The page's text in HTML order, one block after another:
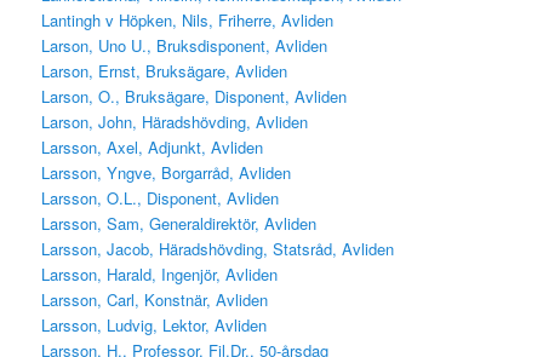
Lantingh v Höpken, Nils, Friherre, Avliden
Larson, Uno U., Bruksdisponent, Avliden
Larson, Ernst, Bruksägare, Avliden
Larson, O., Bruksägare, Disponent, Avliden
Larson, John, Häradshövding, Avliden
Larsson, Axel, Adjunkt, Avliden
Larsson, Yngve, Borgarråd, Avliden
Larsson, O.L., Disponent, Avliden
Larsson, Sam, Generaldirektör, Avliden
Larsson, Jacob, Häradshövding, Statsråd, Avliden
Larsson, Harald, Ingenjör, Avliden
Larsson, Carl, Konstnär, Avliden
Larsson, Ludvig, Lektor, Avliden
Larsson, H., Professor, Fil.Dr., 50-årsdag